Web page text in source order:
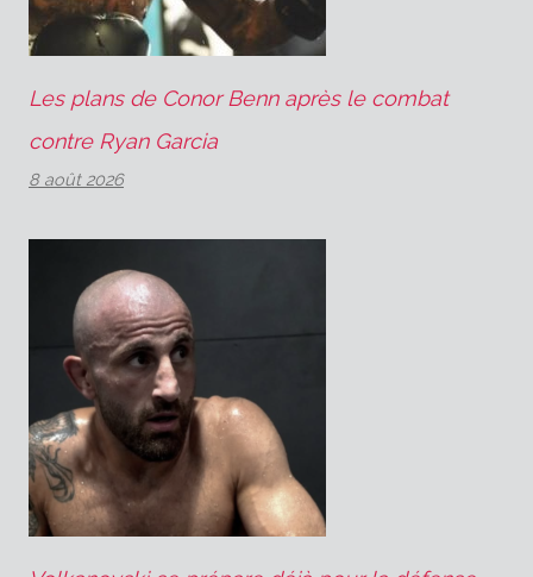
Les plans de Conor Benn après le combat
contre Ryan Garcia
8 août 2026